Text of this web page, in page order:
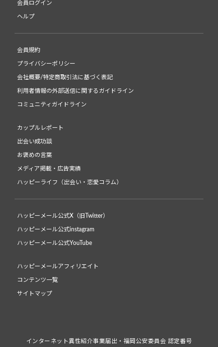
会員ログイン
ヘルプ
会員規約
プライバシーポリシー
会社概要/特定商取引法に基づく表記
利用者情報の外部送信に関するガイドライン
コミュニティガイドライン
カップルレポート
出会い成功談
お褒めの言葉
メディア掲載・広告実績
ハッピーライフ（出会い・恋愛コラム）
ハッピーメール公式X（旧Twitter）
ハッピーメール公式instagram
ハッピーメール公式YouTube
ハッピーメールアフィリエイト
コンテンツ一覧
サイトマップ
インターネット異性紹介事業届出・福岡公安委員会 認定番号